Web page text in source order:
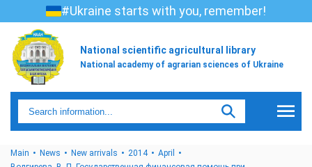
#Ukraine starts with you, remember!
National scientific agricultural library
National academy of agrarian sciences of Ukraine
Main News New arrivals 2014
April